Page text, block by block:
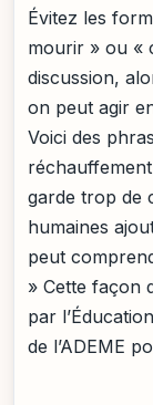
Évitez les
mourir » ou «
discussion,
on peut agir
Voici des
garde trop de
humaines
peut
» Cette façon
par
de l’ADEME